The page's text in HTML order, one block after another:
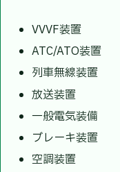
VVVF装置
ATC/ATO装置
列車無線装置
放送装置
一般電気装備
ブレーキ装置
空調装置